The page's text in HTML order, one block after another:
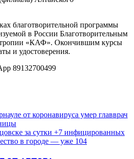
благотворительной программы
в России Благотворительным
«КАФ». Окончившим курсы
и удостоверения.
89132700499
от коронавируса умер главврач
за сутки +7 инфицированных
в городе — уже 104